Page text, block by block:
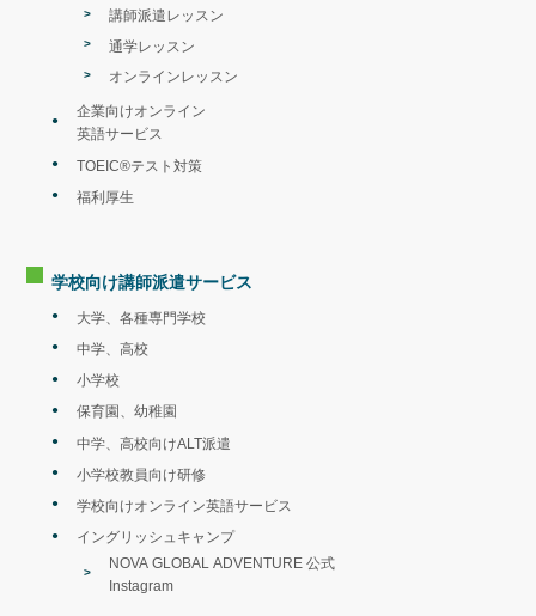
講師派遣レッスン
通学レッスン
オンラインレッスン
企業向けオンライン
英語サービス
TOEIC®テスト対策
福利厚生
学校向け講師派遣サービス
大学、各種専門学校
中学、高校
小学校
保育園、幼稚園
中学、高校向けALT派遣
小学校教員向け研修
学校向けオンライン英語サービス
イングリッシュキャンプ
NOVA GLOBAL ADVENTURE 公式
Instagram